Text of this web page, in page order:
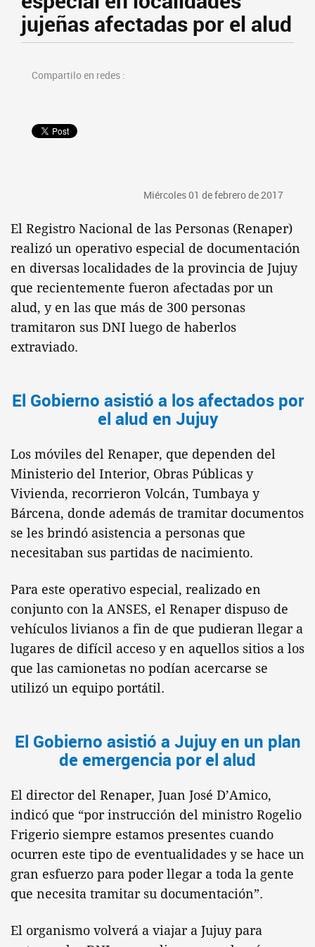
jujeñas afectadas por el alud
Compartilo en redes :
Miércoles 01 de febrero de 2017
El Registro Nacional de las Personas (Renaper)
realizó un operativo especial de documentación
en diversas localidades de la provincia de Jujuy
que recientemente fueron afectadas por un
alud, y en las que más de 300 personas
tramitaron sus DNI luego de haberlos
extraviado.
El Gobierno asistió a los afectados por
el alud en Jujuy
Los móviles del Renaper, que dependen del
Ministerio del Interior, Obras Públicas y
Vivienda, recorrieron Volcán, Tumbaya y
Bárcena, donde además de tramitar documentos
se les brindó asistencia a personas que
necesitaban sus partidas de nacimiento.
Para este operativo especial, realizado en
conjunto con la ANSES, el Renaper dispuso de
vehículos livianos a fin de que pudieran llegar a
lugares de difícil acceso y en aquellos sitios a los
que las camionetas no podían acercarse se
utilizó un equipo portátil.
El Gobierno asistió a Jujuy en un plan
de emergencia por el alud
El director del Renaper, Juan José D’Amico,
indicó que “por instrucción del ministro Rogelio
Frigerio siempre estamos presentes cuando
ocurren este tipo de eventualidades y se hace un
gran esfuerzo para poder llegar a toda la gente
que necesita tramitar su documentación”.
El organismo volverá a viajar a Jujuy para